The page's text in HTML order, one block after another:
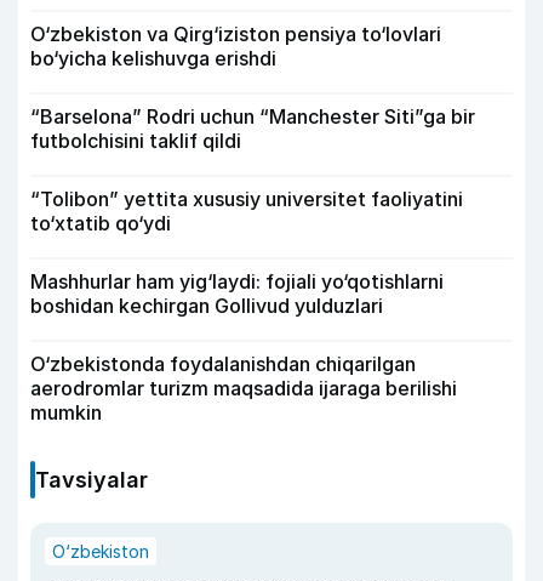
O‘zbekiston va Qirg‘iziston pensiya to‘lovlari
bo‘yicha kelishuvga erishdi
“Barselona” Rodri uchun “Manchester Siti”ga bir
futbolchisini taklif qildi
“Tolibon” yettita xususiy universitet faoliyatini
to‘xtatib qo‘ydi
Mashhurlar ham yig‘laydi: fojiali yo‘qotishlarni
boshidan kechirgan Gollivud yulduzlari
O‘zbekistonda foydalanishdan chiqarilgan
aerodromlar turizm maqsadida ijaraga berilishi
mumkin
Tavsiyalar
O‘zbekiston